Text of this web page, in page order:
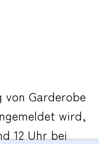
von Garderobe
wird,
12 Uhr bei